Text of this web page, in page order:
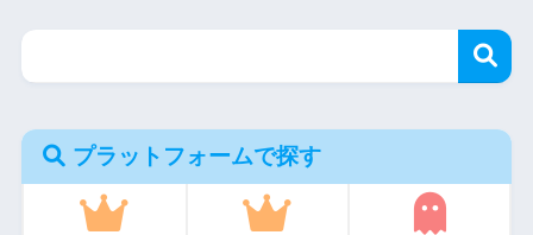
プラットフォームで探す